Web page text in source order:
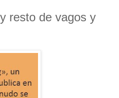
resto de vagos y